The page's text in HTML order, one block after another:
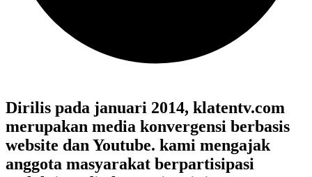
Dirilis pada januari 2014, klatentv.com
merupakan media konvergensi berbasis
website dan Youtube. kami mengajak
anggota masyarakat berpartisipasi